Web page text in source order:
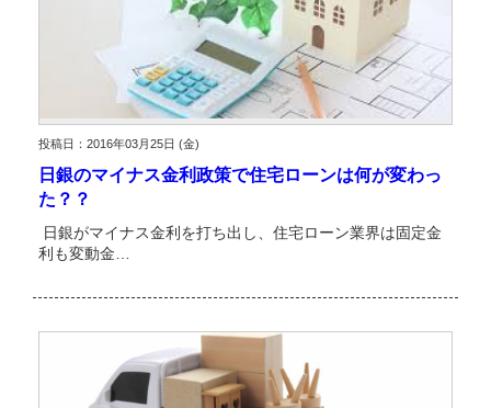
投稿日：2016年03月25日 (金)
日銀のマイナス金利政策で住宅ローンは何が変わっ
た？？
日銀がマイナス金利を打ち出し、住宅ローン業界は固定金
利も変動金…